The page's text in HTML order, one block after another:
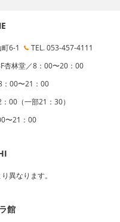
6-1
TEL. 053-457-4111
杏林堂／8：00〜20：00
：00〜21：00
00（一部21：30）
〜21：00
異なります。
館